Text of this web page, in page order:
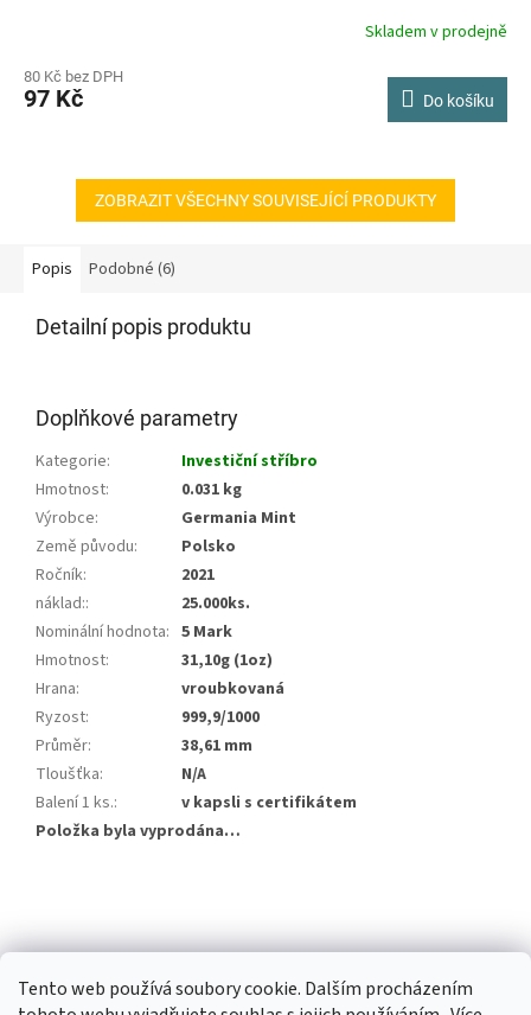
Tento web používá soubory cookie. Dalším procházením
Skladem v prodejně
80 Kč bez DPH
97 Kč Do košíku
ZOBRAZIT VŠECHNY SOUVISEJÍCÍ PRODUKTY
Popis Podobné (6)
Detailní popis produktu
Doplňkové parametry
Kategorie:
Investiční stříbro
Hmotnost:
0.031 kg
Výrobce:
Germania Mint
Země původu:
Polsko
Ročník:
2021
náklad::
25.000ks.
Nominální hodnota: 5 Mark
Hmotnost:
31,10g (1oz)
Hrana:
vroubkovaná
Ryzost:
999,9/1000
Průměr:
38,61 mm
Tloušťka:
N/A
Balení 1 ks.:
v kapsli s certifikátem
Položka byla vyprodána…
p